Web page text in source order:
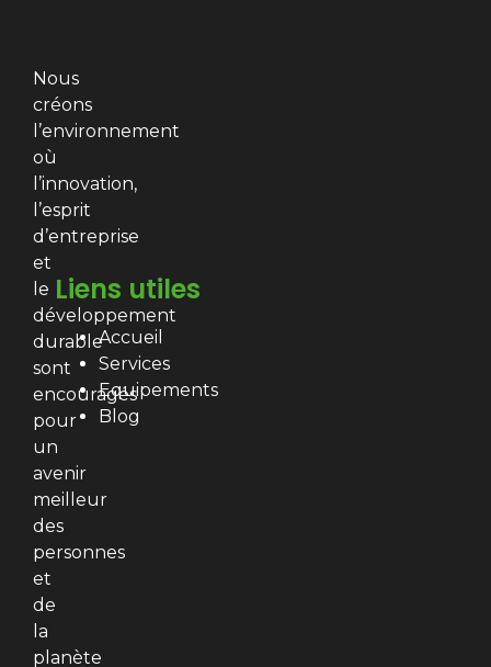
Nous
créons
l’environnement
où
l’innovation,
l’esprit
d’entreprise
et
le
développement
durable
sont
encouragés
pour
un
avenir
meilleur
des
personnes
et
de
la
planète
Liens utiles
Accueil
Services
Equipements
Blog